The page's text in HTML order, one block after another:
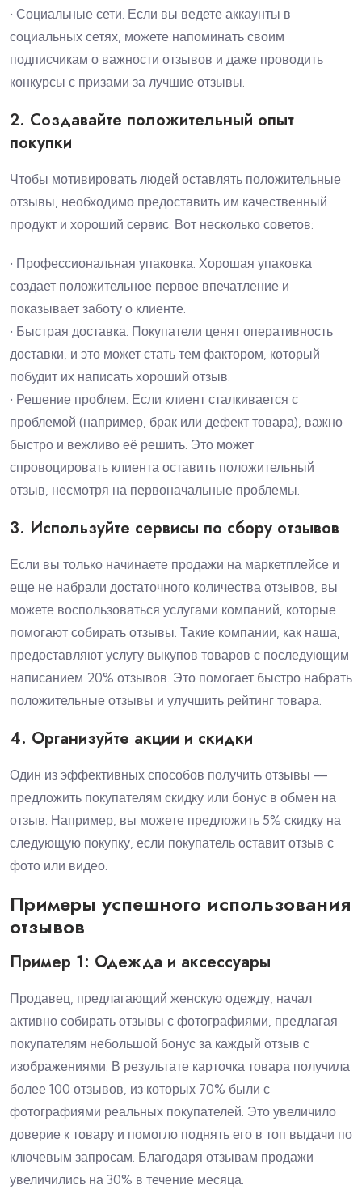
• Социальные сети. Если вы ведете аккаунты в
социальных сетях, можете напоминать своим
подписчикам о важности отзывов и даже проводить
конкурсы с призами за лучшие отзывы.
2. Создавайте положительный опыт
покупки
Чтобы мотивировать людей оставлять положительные
отзывы, необходимо предоставить им качественный
продукт и хороший сервис. Вот несколько советов:
• Профессиональная упаковка. Хорошая упаковка
создает положительное первое впечатление и
показывает заботу о клиенте.
• Быстрая доставка. Покупатели ценят оперативность
доставки, и это может стать тем фактором, который
побудит их написать хороший отзыв.
• Решение проблем. Если клиент сталкивается с
проблемой (например, брак или дефект товара), важно
быстро и вежливо её решить. Это может
спровоцировать клиента оставить положительный
отзыв, несмотря на первоначальные проблемы.
3. Используйте сервисы по сбору отзывов
Если вы только начинаете продажи на маркетплейсе и
еще не набрали достаточного количества отзывов, вы
можете воспользоваться услугами компаний, которые
помогают собирать отзывы. Такие компании, как наша,
предоставляют услугу выкупов товаров с последующим
написанием 20% отзывов. Это помогает быстро набрать
положительные отзывы и улучшить рейтинг товара.
4. Организуйте акции и скидки
Один из эффективных способов получить отзывы —
предложить покупателям скидку или бонус в обмен на
отзыв. Например, вы можете предложить 5% скидку на
следующую покупку, если покупатель оставит отзыв с
фото или видео.
Примеры успешного использования
отзывов
Пример 1: Одежда и аксессуары
Продавец, предлагающий женскую одежду, начал
активно собирать отзывы с фотографиями, предлагая
покупателям небольшой бонус за каждый отзыв с
изображениями. В результате карточка товара получила
более 100 отзывов, из которых 70% были с
фотографиями реальных покупателей. Это увеличило
доверие к товару и помогло поднять его в топ выдачи по
ключевым запросам. Благодаря отзывам продажи
увеличились на 30% в течение месяца.